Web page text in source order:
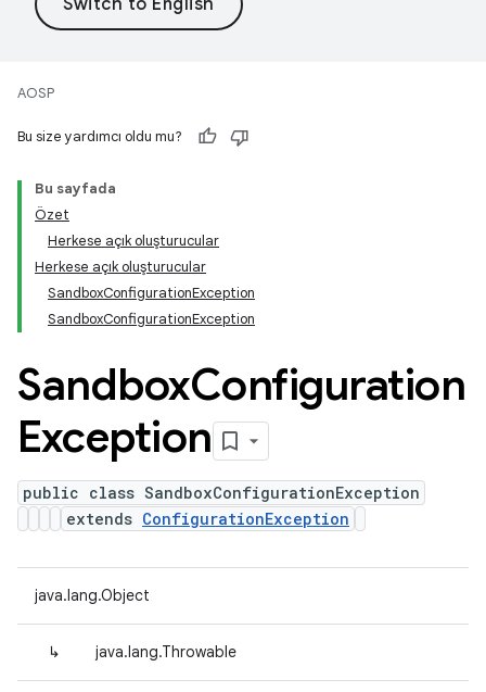
AOSP
Bu size yardımcı oldu mu?
Bu sayfada
Özet
Herkese açık oluşturucular
Herkese açık oluşturucular
SandboxConfigurationException
SandboxConfigurationException
SandboxConfiguration
Exception
public class SandboxConfigurationException
extends ConfigurationException
java.lang.Object
↳ java.lang.Throwable